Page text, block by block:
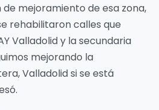
mejoramiento de esa zona,
rehabilitaron calles que
Valladolid y la secundaria
mejorando la
Valladolid si se está